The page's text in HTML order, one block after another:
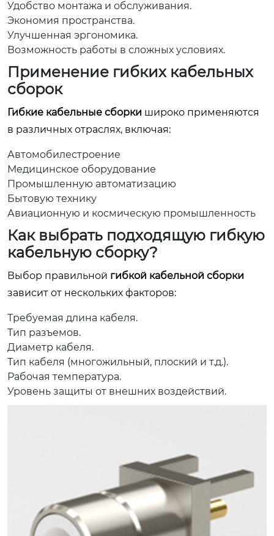
Удобство монтажа и обслуживания.
Экономия пространства.
Улучшенная эргономика.
Возможность работы в сложных условиях.
Применение гибких кабельных
сборок
Гибкие кабельные сборки широко применяются
в различных отраслях, включая:
Автомобилестроение
Медицинское оборудование
Промышленную автоматизацию
Бытовую технику
Авиационную и космическую промышленность
Как выбрать подходящую гибкую
кабельную сборку?
Выбор правильной гибкой кабельной сборки
зависит от нескольких факторов:
Требуемая длина кабеля.
Тип разъемов.
Диаметр кабеля.
Тип кабеля (многожильный, плоский и т.д.).
Рабочая температура.
Уровень защиты от внешних воздействий.